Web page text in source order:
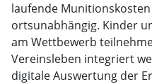
laufende
ortsunabhängig. Kinder
am Wettbewerb
Vereinsleben integriert
digitale Auswertung der